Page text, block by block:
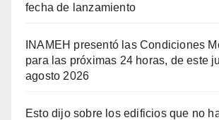
fecha de lanzamiento
INAMEH presentó las Condiciones
para las próximas 24 horas, de este
agosto 2026
Esto dijo sobre los edificios que no